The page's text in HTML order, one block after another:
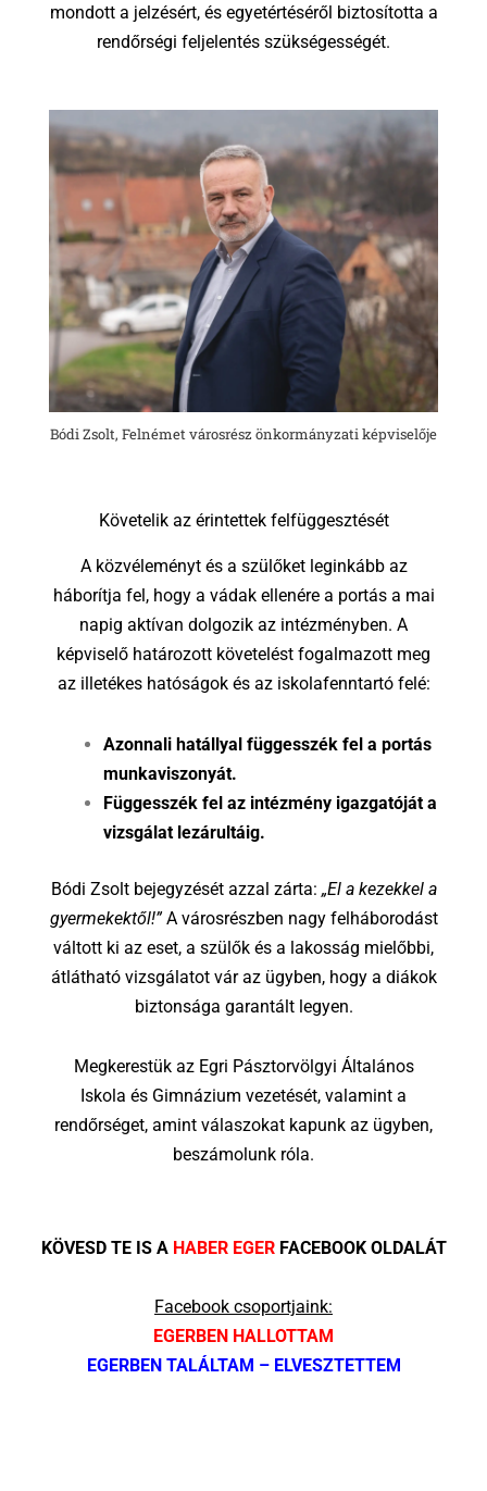
mondott a jelzésért, és egyetértéséről biztosította a
rendőrségi feljelentés szükségességét.
Bódi Zsolt, Felnémet városrész önkormányzati képviselője
Követelik az érintettek felfüggesztését
A közvéleményt és a szülőket leginkább az
háborítja fel, hogy a vádak ellenére a portás a mai
napig aktívan dolgozik az intézményben. A
képviselő határozott követelést fogalmazott meg
az illetékes hatóságok és az iskolafenntartó felé:
Azonnali hatállyal függesszék fel a portás
munkaviszonyát.
Függesszék fel az intézmény igazgatóját a
vizsgálat lezárultáig.
Bódi Zsolt bejegyzését azzal zárta: „El a kezekkel a
gyermekektől!”A városrészben nagy felháborodást
váltott ki az eset, a szülők és a lakosság mielőbbi,
átlátható vizsgálatot vár az ügyben, hogy a diákok
biztonsága garantált legyen.
Megkerestük az Egri Pásztorvölgyi Általános
Iskola és Gimnázium vezetését, valamint a
rendőrséget, amint válaszokat kapunk az ügyben,
beszámolunk róla.
KÖVESD TE IS A HABER EGERFACEBOOK OLDALÁT
Facebook csoportjaink:
EGERBEN HALLOTTAM
EGERBEN TALÁLTAM – ELVESZTETTEM